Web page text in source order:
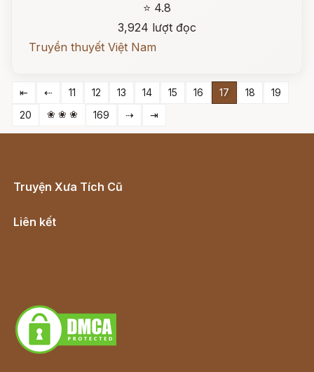
⭐ 4.8
3,924 lượt đọc
Truyền thuyết Việt Nam
⇤ ⇠ 11 12 13 14 15 16 17 18
19
20
❀ ❀ ❀ 169 ⇢ ⇥
Truyện Xưa Tích Cũ
Liên kết